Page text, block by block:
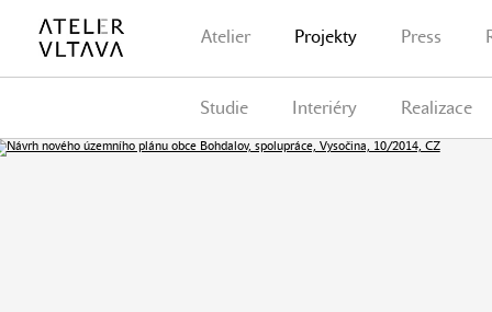
Atelier Projekty Press
Studie Interiéry Realizace